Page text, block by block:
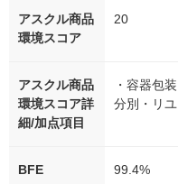
アスクル商品
環境スコア
20
アスクル商品
環境スコア詳
細/加点項目
・容器包
分別・リ
BFE 99.4%